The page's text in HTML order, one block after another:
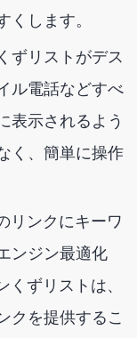
します。
ずリストがデス
ル電話などすべ
表示されるよう
く、簡単に操作
リンクにキーワ
ンジン最適化
くずリストは、
クを提供するこ